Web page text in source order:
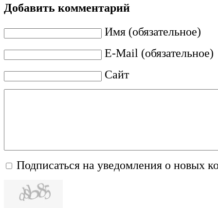
Добавить комментарий
Имя (обязательное)
E-Mail (обязательное)
Сайт
Подписаться на уведомления о новых